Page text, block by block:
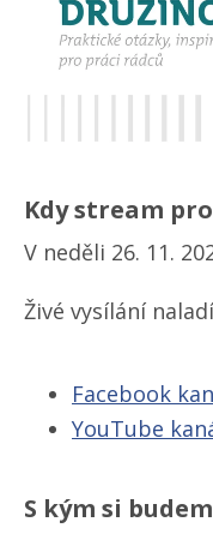
Kdy stream
V neděli 26. 11.
Živé vysílání
Facebook
YouTube
S kým si